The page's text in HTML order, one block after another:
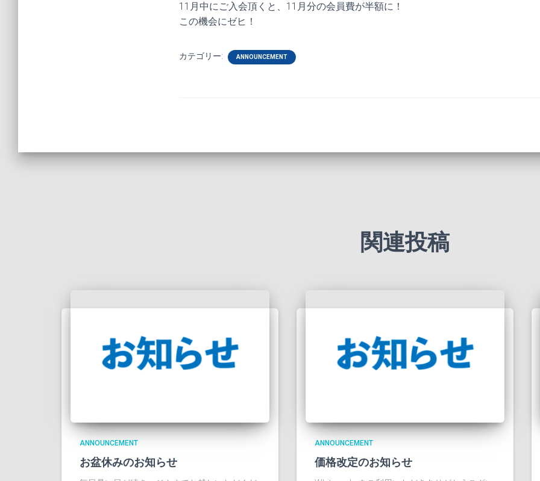
11月中にご入会頂くと、11月分の会員費が半額に！
この機会にゼヒ！
カテゴリー: ANNOUNCEMENT
関連投稿
ANNOUNCEMENT
お盆休みのお知らせ
ANNOUNCEMENT
価格改定のお知らせ